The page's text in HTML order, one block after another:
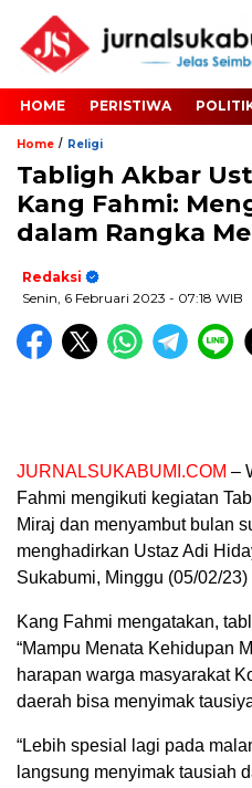
HOME PERISTIWA
Home / Religi
Tabligh Akbar
Kang Fahmi:
dalam Rangka
Redaksi
Senin, 6 Februari 2023 - 07:18 WIB
JURNALSUKABUMI.COM –
Fahmi mengikuti kegiatan
Miraj dan menyambut bulan
menghadirkan Ustaz Adi
Sukabumi, Minggu (05/02/23)
Kang Fahmi mengatakan,
“Mampu Menata Kehidupan
harapan warga masyarakat
daerah bisa menyimak
“Lebih spesial lagi pada
langsung menyimak tausiah